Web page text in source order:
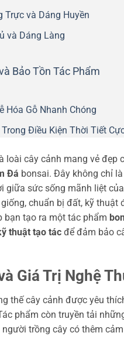
Trực và Dáng Huyền
và Dáng Làng
Bảo Tồn Tác Phẩm
Hóa Gỗ Nhanh Chóng
Trong Điều Kiện Thời Tiết
loài cây cảnh mang vẻ
Đá bonsai. Đây không chỉ
giữa sức sống mãnh liệt
chuẩn bị đất, kỹ thuật
bạn tạo ra một tác phẩm
thuật tạo tác để đảm bảo
Giá Trị Nghệ
thế cây cảnh được yêu
phẩm còn truyền tải
trồng cây có thêm